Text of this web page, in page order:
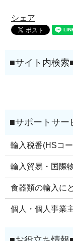
シェア
輸入税番(HSコ
輸入貿易・国際
食器類の輸入に
個人・個人事業